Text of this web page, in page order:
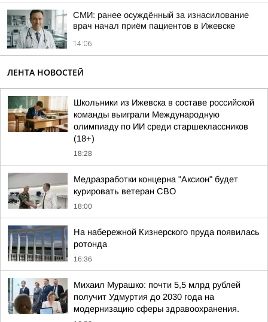
СМИ: ранее осуждённый за изнасилование
врач начал приём пациентов в Ижевске
14:06
ЛЕНТА НОВОСТЕЙ
Школьники из Ижевска в составе российской
команды выиграли Международную
олимпиаду по ИИ среди старшеклассников
(18+)
18:28
Медразработки концерна "Аксион" будет
курировать ветеран СВО
18:00
На набережной Кизнерского пруда появилась
ротонда
16:36
Михаил Мурашко: почти 5,5 млрд рублей
получит Удмуртия до 2030 года на
модернизацию сферы здравоохранения.